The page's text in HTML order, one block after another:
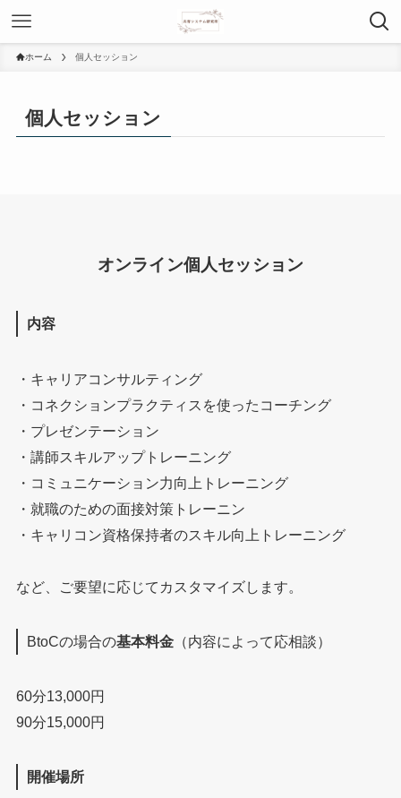
ホーム 個人セッション
個人セッション
オンライン個人セッション
内容
・キャリアコンサルティング
・コネクションプラクティスを使ったコーチング
・プレゼンテーション
・講師スキルアップトレーニング
・コミュニケーション力向上トレーニング
・就職のための面接対策トレーニン
・キャリコン資格保持者のスキル向上トレーニング
など、ご要望に応じてカスタマイズします。
BtoCの場合の基本料金（内容によって応相談）
60分13,000円
90分15,000円
開催場所